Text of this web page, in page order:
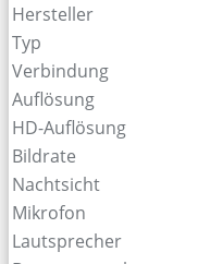
Hersteller
Typ
Verbindung
Auflösung
HD-Auflösung
Bildrate
Nachtsicht
Mikrofon
Lautsprecher